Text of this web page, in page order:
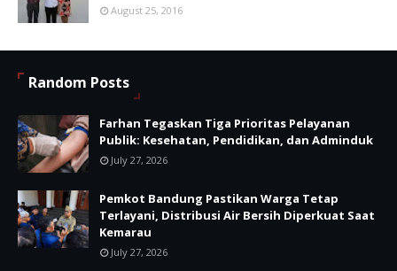
August 25, 2016
Random Posts
Farhan Tegaskan Tiga Prioritas Pelayanan
Publik: Kesehatan, Pendidikan, dan Adminduk
July 27, 2026
Pemkot Bandung Pastikan Warga Tetap
Terlayani, Distribusi Air Bersih Diperkuat Saat
Kemarau
July 27, 2026